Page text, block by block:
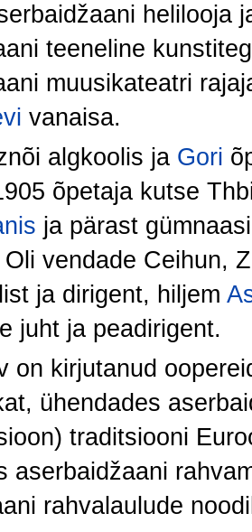
helilooja
teeneline
muu­sikateatri
vanaisa.
algkoolis ja Gori
õpetaja kutse
ja pärast
Oli vendade Ceihun,
ja dirigent, hiljem
juht ja peadirigent.
on kirjutanud
ühendades
traditsiooni
aserbaidžaani
rahvalaulude